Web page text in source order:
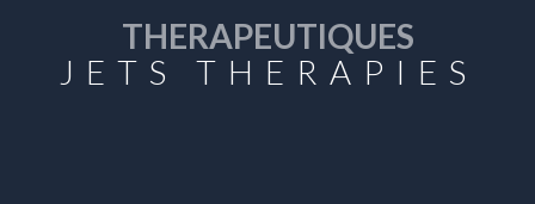
THERAPEUTIQUES
JETS THERAPIES